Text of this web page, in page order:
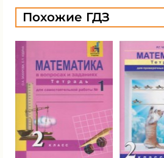
Похожие ГДЗ